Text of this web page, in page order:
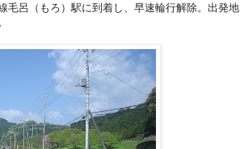
毛呂（もろ）駅に到着し、早速輪行解除。出発地